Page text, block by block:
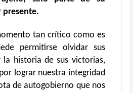
presente.
tan crítico como es
permitirse olvidar sus
la historia de sus victorias,
lograr nuestra integridad
de autogobierno que nos